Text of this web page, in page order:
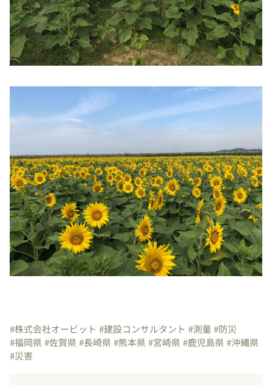
#株式会社オービット #建設コンサルタント #測量#防災
#福岡県#佐賀県#長崎県#熊本県#宮崎県#鹿児島県#沖縄県
#災害